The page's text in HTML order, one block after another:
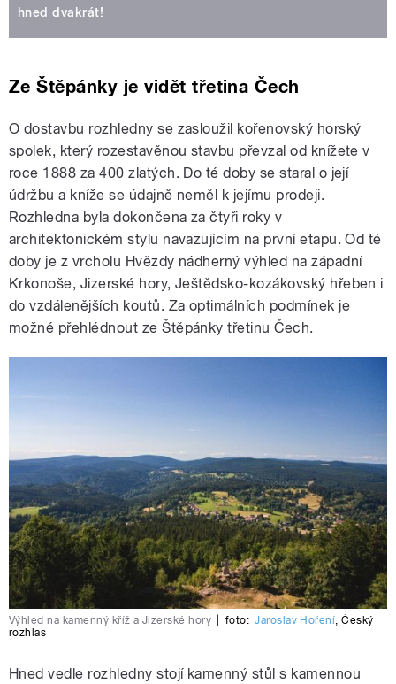
hned dvakrát!
Ze Štěpánky je vidět třetina Čech
O dostavbu rozhledny se zasloužil kořenovský horský
spolek, který rozestavěnou stavbu převzal od knížete v
roce 1888 za 400 zlatých. Do té doby se staral o její
údržbu a kníže se údajně neměl k jejímu prodeji.
Rozhledna byla dokončena za čtyři roky v
architektonickém stylu navazujícím na první etapu. Od té
doby je z vrcholu Hvězdy nádherný výhled na západní
Krkonoše, Jizerské hory, Ještědsko-kozákovský hřeben i
do vzdálenějších koutů. Za optimálních podmínek je
možné přehlédnout ze Štěpánky třetinu Čech.
Výhled na kamenný kříž a Jizerské hory foto: Jaroslav Hoření,Český
rozhlas
Hned vedle rozhledny stojí kamenný stůl s kamennou